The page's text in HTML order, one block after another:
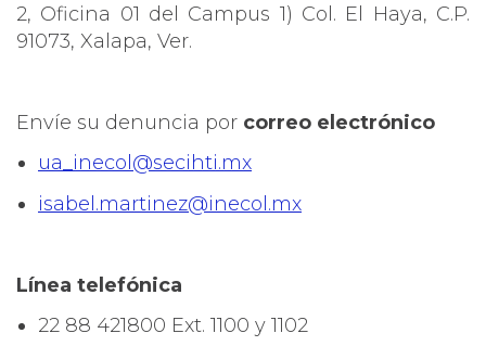
2, Oficina 01 del Campus 1) Col. El Haya, C.P.
91073, Xalapa, Ver.
Envíe su denuncia por correo electrónico
ua_inecol@secihti.mx
isabel.martinez@inecol.mx
Línea telefónica
22 88 421800 Ext. 1100 y 1102